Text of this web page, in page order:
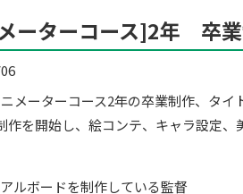
ーターコース]2年 卒
メーターコース2年の卒業制作、タイ
作を開始し、絵コンテ、キャラ設定、
ルボードを制作している監督